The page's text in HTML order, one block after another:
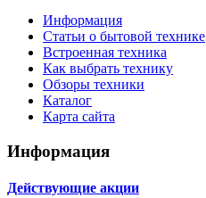
Информация
Статьи о бытовой технике
Встроенная техника
Как выбрать технику
Обзоры техники
Каталог
Карта сайта
Информация
Действующие акции